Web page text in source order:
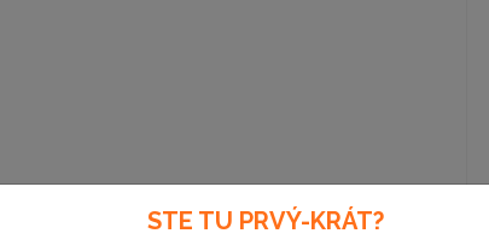
ID: 3547 upozornenie pre užívateľov
STE TU PRVÝ-KRÁT?